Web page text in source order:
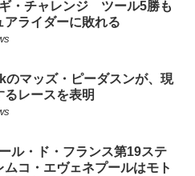
・チャレンジ ツール5勝も
アライダーに敗れる
のマッズ・ピーダスンが、現
るレースを表明
ル・ド・フランス第19ステ
コ・エヴェネプールはモト